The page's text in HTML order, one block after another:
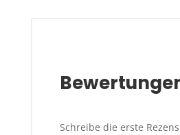
Schreibe die erste